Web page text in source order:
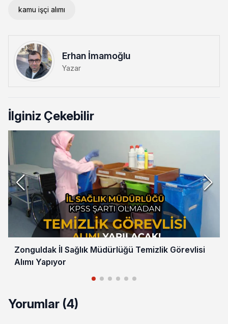
kamu işçi alımı
Erhan İmamoğlu
Yazar
İlginiz Çekebilir
Zonguldak İl Sağlık Müdürlüğü Temizlik Görevlisi
Alımı Yapıyor
Yorumlar (4)